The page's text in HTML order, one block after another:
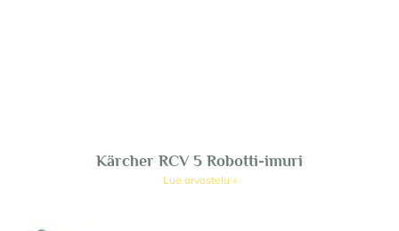
Kärcher RCV 5 Robotti-imuri
Lue arvostelu »